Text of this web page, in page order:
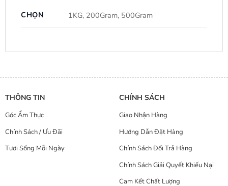
CHỌN 1KG, 200Gram, 500Gram
THÔNG TIN
Góc Ẩm Thực
Chính Sách / Ưu Đãi
Tươi Sống Mỗi Ngày
CHÍNH SÁCH
Giao Nhận Hàng
Hướng Dẫn Đặt Hàng
Chính Sách Đổi Trả Hàng
Chính Sách Giải Quyết Khiếu Nại
Cam Kết Chất Lượng